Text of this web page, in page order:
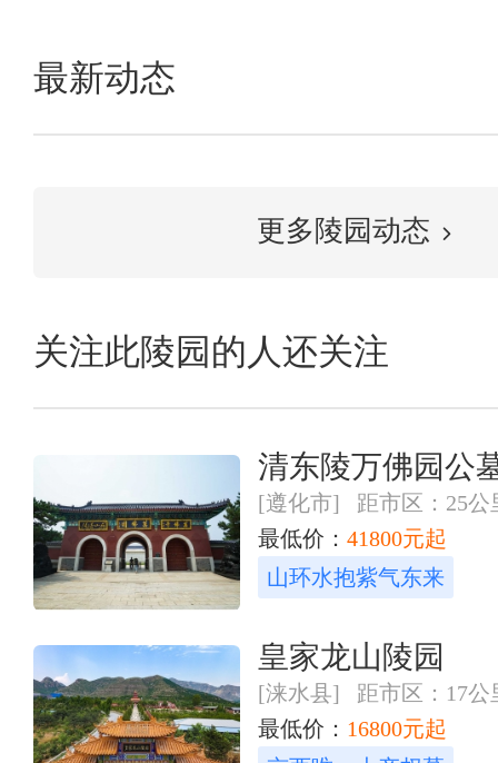
最新动态
更多陵园动态
关注此陵园的人还关注
清东陵万佛园公
[遵化市] 距市区：25公
最低价： 41800元起
山环水抱紫气东来
皇家龙山陵园
[涞水县] 距市区：17公
最低价： 16800元起